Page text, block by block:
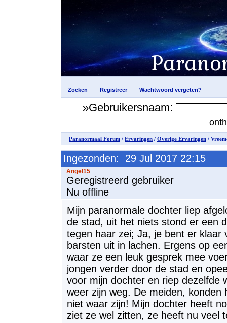
»Gebruikersnaam:
Paranormaal Forum / Ervaringen / Overige Ervaringen /
Ingezonden: 29 Jul 2017 22:15
Geregistreerd gebruiker
Nu offline
Mijn paranormale dochter liep
de stad, uit het niets stond er een
tegen haar zei; Ja, je bent er klaar
barsten uit in lachen. Ergens op
waar ze een leuk gesprek mee
jongen verder door de stad en
voor mijn dochter en riep dezelfde
weer zijn weg. De meiden,
niet waar zijn! Mijn dochter heeft
ziet ze wel zitten, ze heeft nu veel